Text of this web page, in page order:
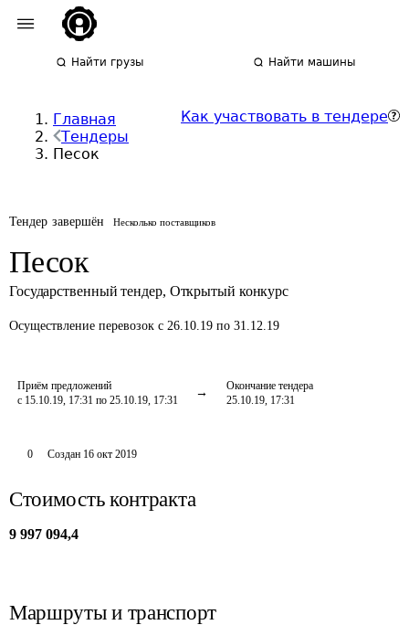
Найти грузы Найти машины
Главная
Тендеры
Песок
Как участвовать в тендере
Тендер завершён Несколько поставщиков
Песок
Государственный тендер, Открытый конкурс
Осуществление перевозок с 26.10.19 по 31.12.19
Приём предложений
с 15.10.19, 17:31 по 25.10.19, 17:31
Окончание тендера
25.10.19, 17:31
0 Создан 16 окт 2019
Стоимость контракта
9 997 094,4
Маршруты и транспорт